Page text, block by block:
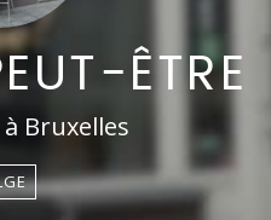
ÊTRE
Bruxelles